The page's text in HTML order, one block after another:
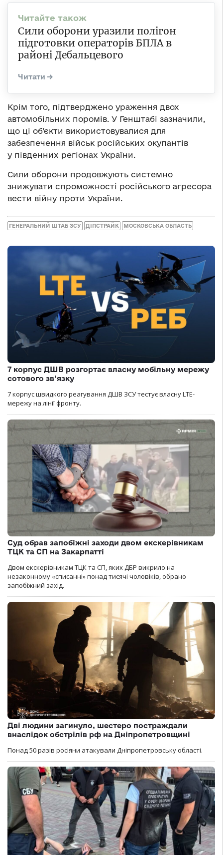
Сили оборони уразили полігон
підготовки операторів БПЛА в
районі Дебальцевого
Крім того, підтверджено ураження двох
автомобільних поромів. У Генштабі зазначили,
що ці об’єкти використовувалися для
забезпечення військ російських окупантів
у південних регіонах України.
Сили оборони продовжують системно
знижувати спроможності російського агресора
вести війну проти України.
ГЕНЕРАЛЬНИЙ ШТАБ ЗСУ ДІПСТРАЙК МОСКОВСЬКА ОБЛАСТЬ
7 корпус ДШВ розгортає власну мобільну мережу
сотового зв’язку
7 корпус швидкого реагування ДШВ ЗСУ тестує власну LTE-
мережу на лінії фронту.
Суд обрав запобіжні заходи двом екскерівникам
ТЦК та СП на Закарпатті
Двом екскерівникам ТЦК та СП, яких ДБР викрило на
незаконному «списанні» понад тисячі чоловіків, обрано
запобіжний захід.
Дві людини загинуло, шестеро постраждали
внаслідок обстрілів рф на Дніпропетровщині
Понад 50 разів росіяни атакували Дніпропетровську області.